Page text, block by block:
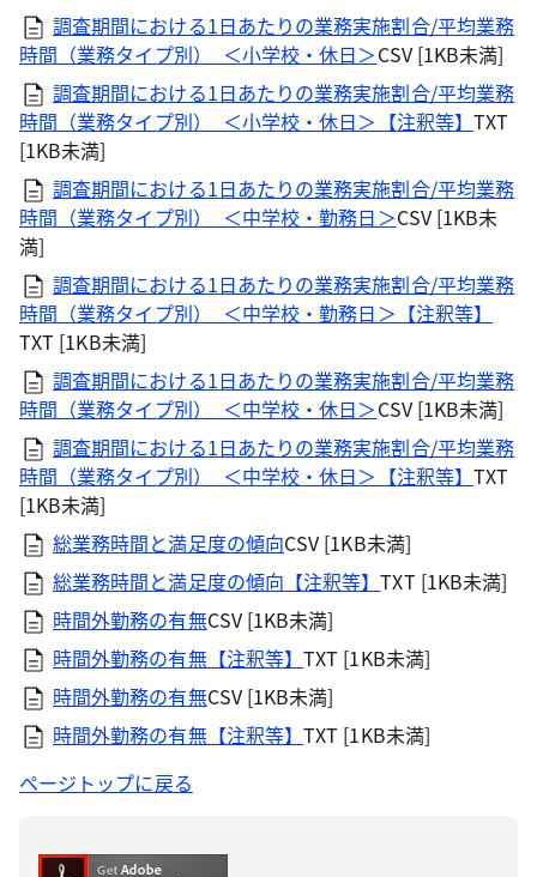
調査期間における1日あたりの業務実施割合/平均業務
時間（業務タイプ別）_＜小学校・休日＞CSV [1KB未満]
調査期間における1日あたりの業務実施割合/平均業務
時間（業務タイプ別）_＜小学校・休日＞【注釈等】 TXT
[1KB未満]
調査期間における1日あたりの業務実施割合/平均業務
時間（業務タイプ別）_＜中学校・勤務日＞CSV [1KB未
満]
調査期間における1日あたりの業務実施割合/平均業務
時間（業務タイプ別）_＜中学校・勤務日＞【注釈等】
TXT [1KB未満]
調査期間における1日あたりの業務実施割合/平均業務
時間（業務タイプ別）_＜中学校・休日＞CSV [1KB未満]
調査期間における1日あたりの業務実施割合/平均業務
時間（業務タイプ別）_＜中学校・休日＞【注釈等】 TXT
[1KB未満]
総業務時間と満足度の傾向CSV [1KB未満]
総業務時間と満足度の傾向【注釈等】TXT [1KB未満]
時間外勤務の有無CSV [1KB未満]
時間外勤務の有無【注釈等】TXT [1KB未満]
時間外勤務の有無CSV [1KB未満]
時間外勤務の有無【注釈等】TXT [1KB未満]
ページトップに戻る